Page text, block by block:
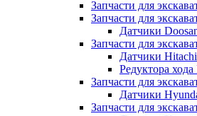
Запчасти для
Запчасти для
Датчики
Запчасти для
Датчики Hitachi
Редуктора
Запчасти для
Датчики
Запчасти для